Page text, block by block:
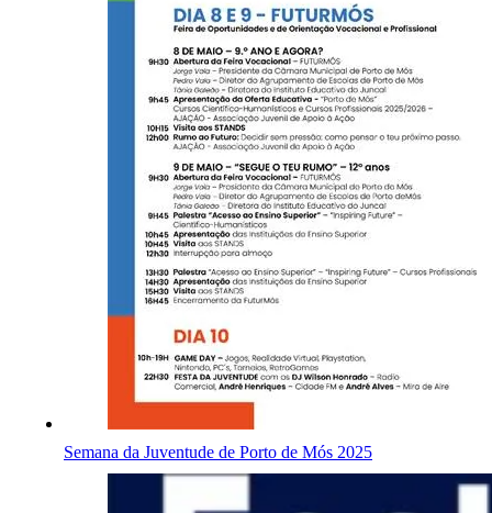
Semana da Juventude de Porto de Mós 2025